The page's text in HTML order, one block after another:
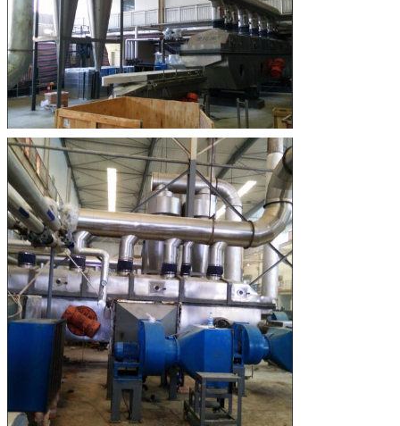
एक संदेश छोड़ें